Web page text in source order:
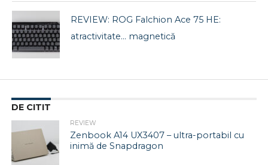
REVIEW: ROG Falchion Ace 75 HE:
atractivitate… magnetică
DE CITIT
REVIEW
Zenbook A14 UX3407 – ultra-portabil cu
inimă de Snapdragon